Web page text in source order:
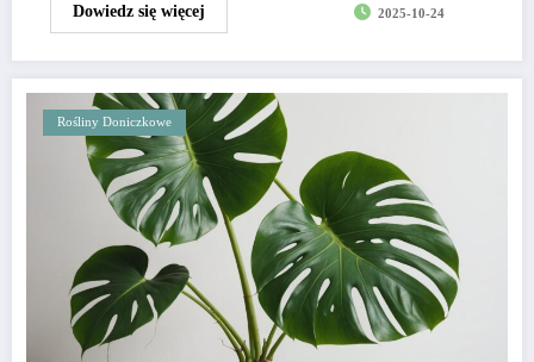
Dowiedz się więcej 2025-10-24
Rośliny Doniczkowe